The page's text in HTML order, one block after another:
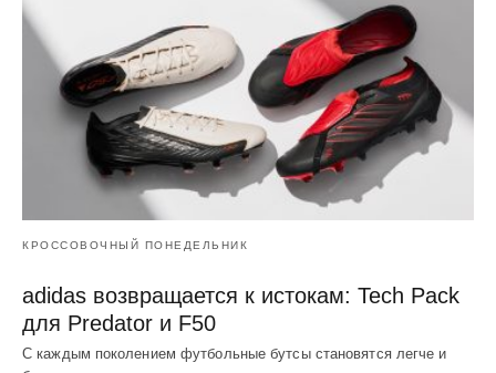
КРОССОВОЧНЫЙ ПОНЕДЕЛЬНИК
adidas возвращается к истокам: Tech Pack
для Predator и F50
С каждым поколением футбольные бутсы становятся легче и